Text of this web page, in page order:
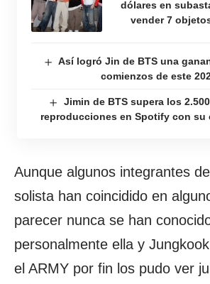
dólares en
vender 7
Así logró Jin de BTS una
comienzos de este
Jimin de BTS supera los
reproducciones en Spotify con su
Aunque algunos integrantes
solista han coincidido en
parecer nunca se han
personalmente ella y
el ARMY por fin los pudo ver